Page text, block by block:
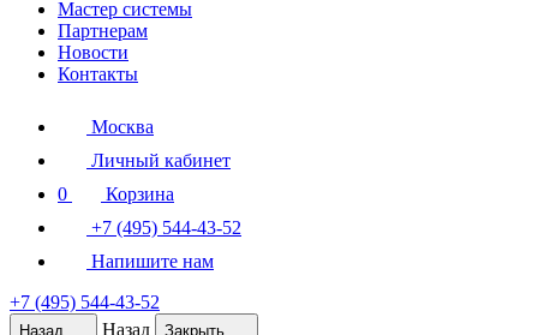
Мастер системы
Партнерам
Новости
Контакты
Москва
Личный кабинет
0
Корзина
+7 (495) 544-43-52
Напишите нам
+7 (495) 544-43-52
Назад Назад Закрыть